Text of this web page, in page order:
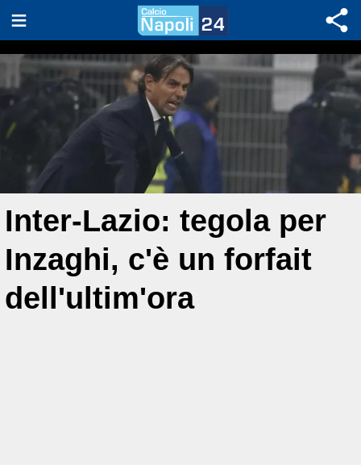
Inter-Lazio: tegola per
Inzaghi, c'è un forfait
dell'ultim'ora